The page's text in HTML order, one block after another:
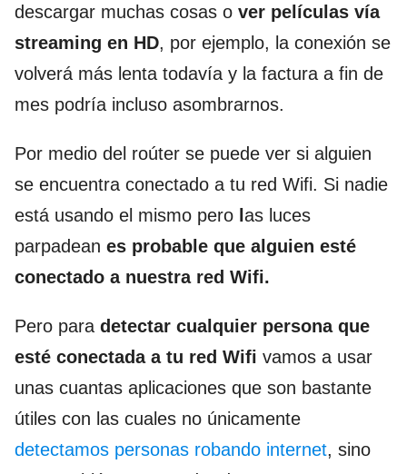
descargar muchas cosas o ver películas vía
streaming en HD, por ejemplo, la conexión se
volverá más lenta todavía y la factura a fin de
mes podría incluso asombrarnos.
Por medio del roúter se puede ver si alguien
se encuentra conectado a tu red Wifi. Si nadie
está usando el mismo pero as luces
parpadean es probable que alguien esté
conectado a nuestra red Wifi.
Pero para detectar cualquier persona que
esté conectada a tu red Wifi vamos a usar
unas cuantas aplicaciones que son bastante
útiles con las cuales no únicamente
detectamos personas robando internet, sino